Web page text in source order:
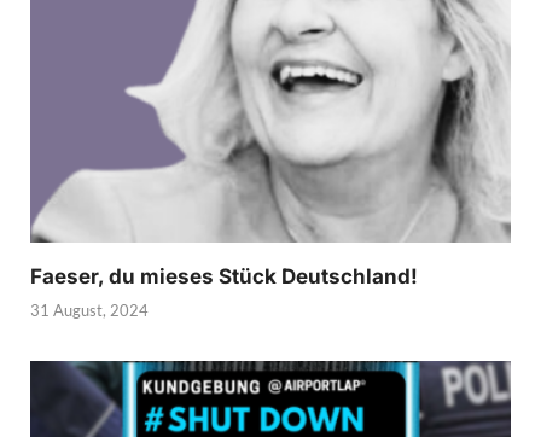
Faeser, du mieses Stück Deutschland!
31 August, 2024